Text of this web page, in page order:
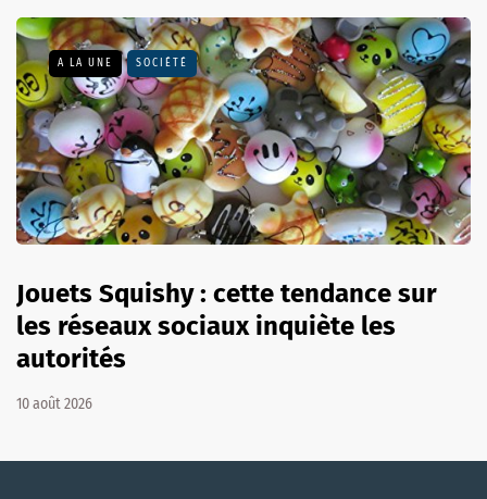
A LA UNE SOCIÉTÉ
Jouets Squishy : cette tendance sur
les réseaux sociaux inquiète les
autorités
10 août 2026